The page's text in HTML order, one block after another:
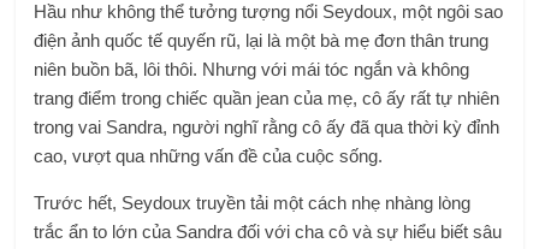
Hầu như không thể tưởng tượng nổi Seydoux, một ngôi sao
điện ảnh quốc tế quyến rũ, lại là một bà mẹ đơn thân trung
niên buồn bã, lôi thôi. Nhưng với mái tóc ngắn và không
trang điểm trong chiếc quần jean của mẹ, cô ấy rất tự nhiên
trong vai Sandra, người nghĩ rằng cô ấy đã qua thời kỳ đỉnh
cao, vượt qua những vấn đề của cuộc sống.
Trước hết, Seydoux truyền tải một cách nhẹ nhàng lòng
trắc ẩn to lớn của Sandra đối với cha cô và sự hiểu biết sâu